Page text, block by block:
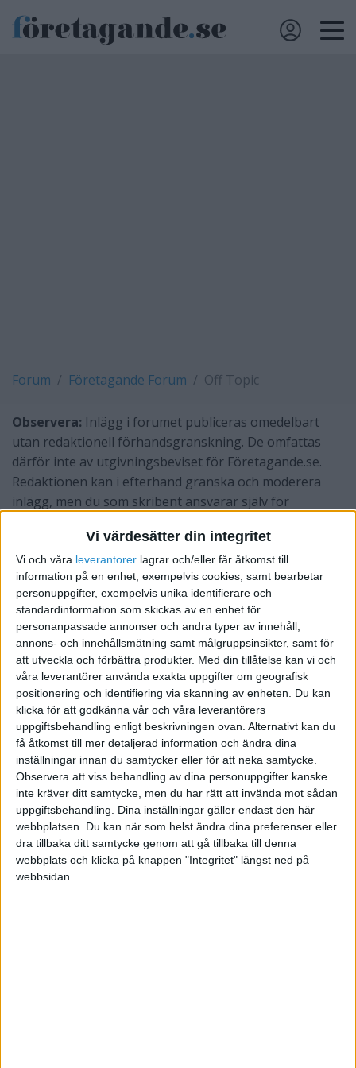
Vi värdesätter din integritet
Vi och våra leverantorer lagrar och/eller får åtkomst till
information på en enhet, exempelvis cookies, samt bearbetar
personuppgifter, exempelvis unika identifierare och
standardinformation som skickas av en enhet för
personanpassade annonser och andra typer av innehåll,
annons- och innehållsmätning samt målgruppsinsikter, samt för
att utveckla och förbättra produkter. Med din tillåtelse kan vi och
våra leverantörer använda exakta uppgifter om geografisk
positionering och identifiering via skanning av enheten. Du kan
klicka för att godkänna vår och våra leverantörers
uppgiftsbehandling enligt beskrivningen ovan. Alternativt kan du
få åtkomst till mer detaljerad information och ändra dina
inställningar innan du samtycker eller för att neka samtycke.
Observera att viss behandling av dina personuppgifter kanske
inte kräver ditt samtycke, men du har rätt att invända mot sådan
uppgiftsbehandling. Dina inställningar gäller endast den här
webbplatsen. Du kan när som helst ändra dina preferenser eller
dra tillbaka ditt samtycke genom att gå tillbaka till denna
webbplats och klicka på knappen "Integritet" längst ned på
webbsidan.
Forum Företagande Forum Off Topic
Observera: Inlägg i forumet publiceras omedelbart
utan redaktionell förhandsgranskning. De omfattas
därför inte av utgivningsbeviset för Företagande.se.
Redaktionen kan i efterhand granska och moderera
inlägg, men du som skribent ansvarar själv för
Off Topic
Ämne Senaste inlägg
5
Kolla upp folk i register
innan anställning
Av swesale
Av swesale
för 14 år sedan
1
Forskning om hur forum
används
Av LinneaHanell
Av LinneaHanell
för 13 år sedan
5
Har du en logotyp?
Av Caroline Nilsson
Av Caroline Nilsson
för 12 år sedan
3
Anställningsavtal
Av swesale
Av swesale
för 12 år sedan
4
Ny podcast
Av Niklas Gerholm
Av Niklas Gerholm
för 11 år sedan
Hur du hittar bra